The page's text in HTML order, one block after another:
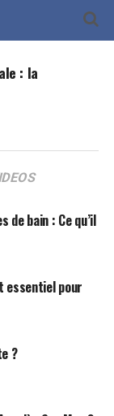
: la
de bain : Ce qu’il
essentiel pour
?